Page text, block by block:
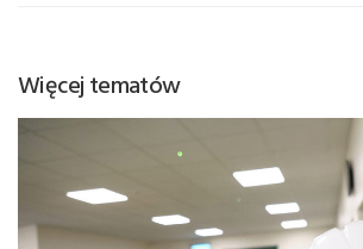
Więcej tematów